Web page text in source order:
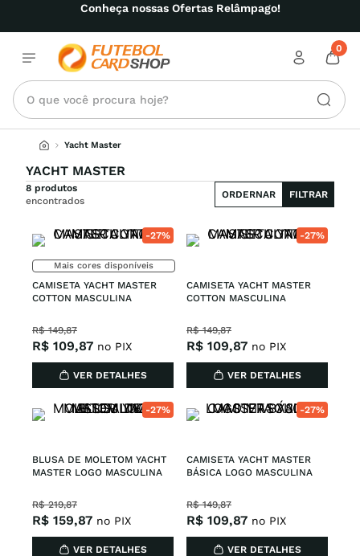
Conheça nossas Ofertas Relâmpago!
0
O que você procura hoje?
Yacht Master
YACHT MASTER
8 produtos
encontrados
ORDERNAR FILTRAR
-27%
Mais cores disponíveis
CAMISETA YACHT MASTER
COTTON MASCULINA
R$ 149,87
R$ 109,87 no PIX
VER DETALHES
-27%
CAMISETA YACHT MASTER
COTTON MASCULINA
R$ 149,87
R$ 109,87 no PIX
VER DETALHES
-27%
BLUSA DE MOLETOM YACHT
MASTER LOGO MASCULINA
R$ 219,87
R$ 159,87 no PIX
VER DETALHES
-27%
CAMISETA YACHT MASTER
BÁSICA LOGO MASCULINA
R$ 149,87
R$ 109,87 no PIX
VER DETALHES